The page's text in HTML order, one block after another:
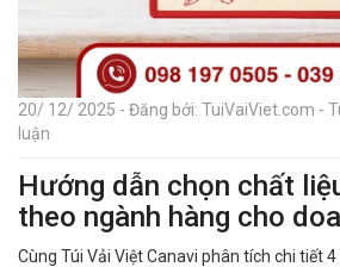
20/ 12/ 2025 - Đăng bởi: TuiVaiViet.com -
luận
Hướng dẫn chọn chất
theo ngành hàng cho
Cùng Túi Vải Việt Canavi phân tích chi tiết